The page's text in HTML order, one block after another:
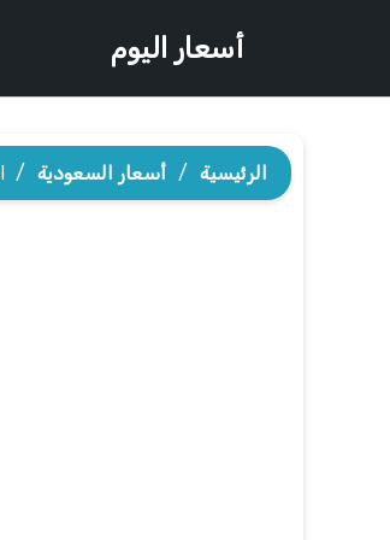
أسعار اليوم
الرئيسية / أسعار السعودية /